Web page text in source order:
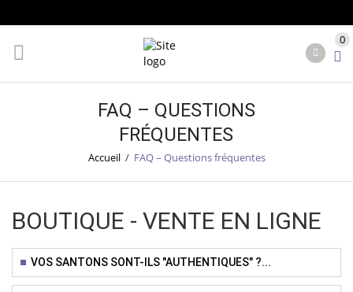
0
FAQ – QUESTIONS
FRÉQUENTES
Accueil / FAQ – Questions fréquentes
BOUTIQUE - VENTE EN LIGNE
VOS SANTONS SONT-ILS "AUTHENTIQUES" ?...